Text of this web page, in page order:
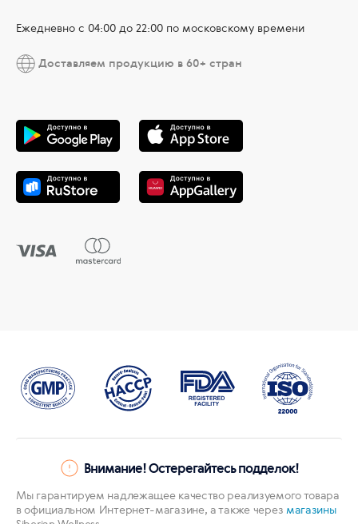
Ежедневно c 04:00 до 22:00 по московскому времени
Доставляем продукцию в 60+ стран
Внимание! Остерегайтесь подделок!
Мы гарантируем надлежащее качество реализуемого товара
в официальном Интернет-магазине, а также через магазины